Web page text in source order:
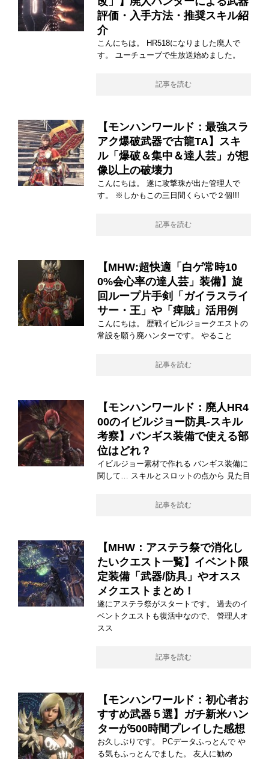
評価・入手方法・推奨スキル紹
介
こんにちは。 HR518になりました廃人で
す。 ユーチューブで生放送始めました。
記事を読む
【モンハンワールド：最強スラ
アク爆破武器で古龍TA】スキ
ル「爆破＆集中＆達人芸」が想
像以上の破壊力
こんにちは。 遂に攻撃珠が出た管理人で
す。 ※しかもこの三日間くらいで２個!!!
記事を読む
【MHW:超快適「白ゲ常時10
0%会心率の達人芸」装備】旋
回ループ片手剣「ガイラスライ
サー・王」や「痺賊」活用例
こんにちは。 歴戦イビルジョークエストの
常設を願う廃ハンターです。 やること
記事を読む
【モンハンワールド：廃人HR4
00のイビルジョー防具-スキル
考察】バンギス装備で使える部
位はどれ？
イビルジョー素材で作れる バンギス装備に
関して… スキルとスロットの点から 見た目
記事を読む
【MHW：アステラ祭で消化し
たいクエスト一覧】イベント限
定装備「武器/防具」やオスス
メクエストまとめ！
遂にアステラ祭がスタートです。 過去のイ
ベントクエストも復活中なので、 管理人オ
スス
記事を読む
【モンハンワールド：初心者お
すすめ武器５選】ガチ新米ハン
ターが500時間プレイした感想
お久しぶりです。 PCデータふっとんで や
る気もふっとんでました。 友人に勧め